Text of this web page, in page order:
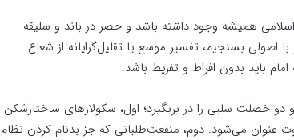
همیشه وجود داشته باشد و حصر در باند و سلیقه
بسنجیم، تفسیر موسع یا تقلیل‌گرایانه از شعاع
باید بدون افراط و تفریط باشد.
خصلت سلبی را در بربگیرد؛ اول، سکولار‌های ساختارشکن
عنوان می‌شود. دوم، منفعت‌طلبانی که جز بدنام کردن نظام